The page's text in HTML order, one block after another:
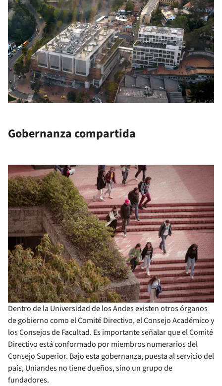
Gobernanza compartida
Dentro de la Universidad de los Andes existen otros órganos
de gobierno como el Comité Directivo, el Consejo Académico y
los Consejos de Facultad. Es importante señalar que el Comité
Directivo está conformado por miembros numerarios del
Consejo Superior. Bajo esta gobernanza, puesta al servicio del
país, Uniandes no tiene dueños, sino un grupo de
fundadores.